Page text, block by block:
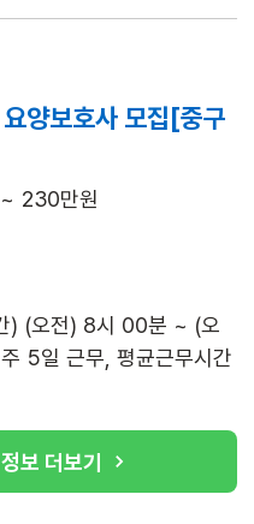
양보호사 모집[중구
230만원
) (오전) 8시 00분 ~ (오
5일 근무, 평균근무시간
보 더보기